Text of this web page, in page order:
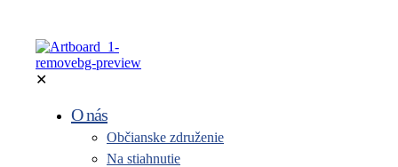
✕
O nás
Občianske združenie
Na stiahnutie